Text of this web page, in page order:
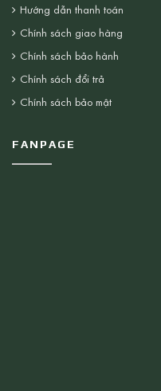
Hướng dẫn thanh toán
Chính sách giao hàng
Chính sách bảo hành
Chính sách đổi trả
Chính sách bảo mật
FANPAGE